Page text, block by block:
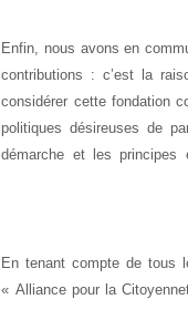
Enfin, nous avons en
contributions : c’est la
considérer cette fondation
politiques désireuses de
démarche et les principes
En tenant compte de tous
« Alliance pour la